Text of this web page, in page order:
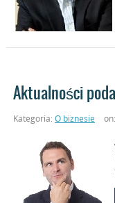
Aktualności
Kategoria: O biznesie